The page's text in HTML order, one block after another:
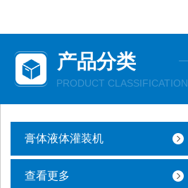
产品分类
PRODUCT CLASSIFICATION
膏体液体灌装机
查看更多